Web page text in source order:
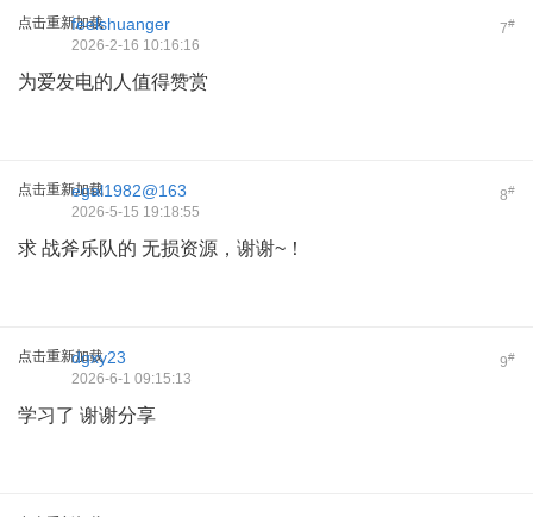
点击重新加载 7#
feelshuanger
2026-2-16 10:16:16
为爱发电的人值得赞赏
点击重新加载 8#
egal1982@163
2026-5-15 19:18:55
求 战斧乐队的 无损资源，谢谢~！
点击重新加载 9#
dgxy23
2026-6-1 09:15:13
学习了 谢谢分享